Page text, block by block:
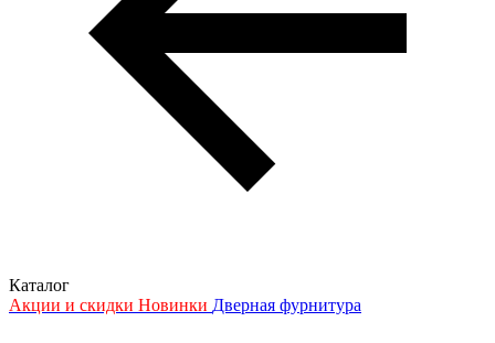
Каталог
Акции и скидки Новинки Дверная фурнитура